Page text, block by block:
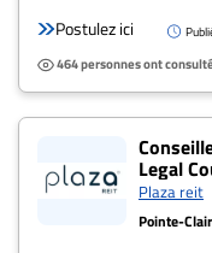
Politique de
confidentialité
Postulez ici
464 personnes ont
Legal
Plaza reit
Pointe-